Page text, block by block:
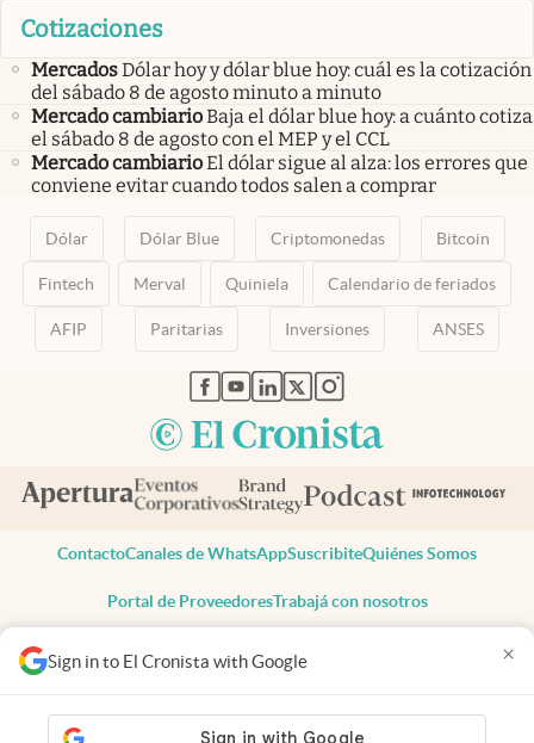
Sign in to El Cronista with Google ×
Cotizaciones
MercadosDólar hoy y dólar blue hoy: cuál es la cotización
del sábado 8 de agosto minuto a minuto
Mercado cambiarioBaja el dólar blue hoy: a cuánto cotiza
el sábado 8 de agosto con el MEP y el CCL
Mercado cambiarioEl dólar sigue al alza: los errores que
conviene evitar cuando todos salen a comprar
Dólar Dólar Blue Criptomonedas Bitcoin
Fintech Merval Quiniela Calendario de feriados
AFIP Paritarias Inversiones ANSES
abre en nueva pestaña
abre en nueva pestaña
abre en nueva pestaña
abre en nueva pestaña
abre en nueva pestaña
ContactoCanales de WhatsAppSuscribiteQuiénes Somos
Portal de ProveedoresTrabajá con nosotros
Todos los derechos reservados
Privacidad